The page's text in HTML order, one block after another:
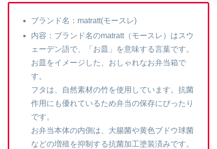
ブランド名：matratt(モースレ)
内容：ブランド名のmatratt（モースレ）はスウ
ェーデン語で、「お皿」を意味する言葉です。
お皿をイメージした、おしゃれなお弁当箱で
す。
フタは、自然素材の竹を使用しています。抗菌
作用にも優れているため弁当の保存にぴったり
です。
お弁当本体の内側は、大腸菌や黄色ブドウ球菌
などの増殖を抑制する抗菌加工塗装済みです。